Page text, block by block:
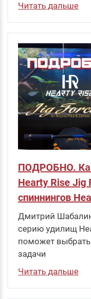
Читать дальше
ПОДРОБНО.
Hearty Rise Jig
спиннингов
Дмитрий
серию удилищ
поможет
задачи
Читать дальше